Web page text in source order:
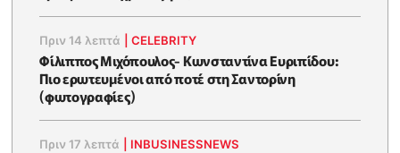
Πριν 14 λεπτά |CELEBRITY
Φίλιππος Μιχόπουλος- Κωνσταντίνα Ευριπίδου:
Πιο ερωτευμένοι από ποτέ στη Σαντορίνη
(φωτογραφίες)
Πριν 17 λεπτά INBUSINESSNEWS